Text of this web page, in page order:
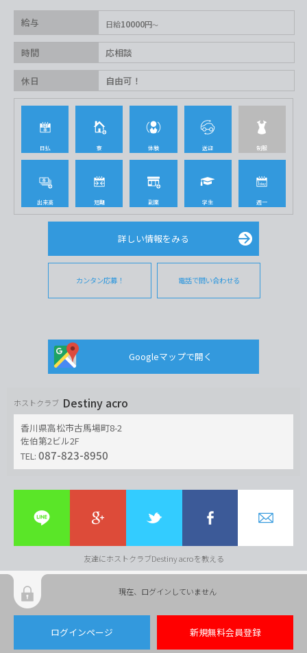
給与 日給10000円
時間 応相談
休日 自由可！
日払 寮 体験 送迎 制服
出来高 短期 副業 学生 週一
詳しい情報をみる
カンタン応募！ 電話で問い合わせる
Googleマップで開く
ホストクラブ Destiny acro
香川県高松市古馬場町8-2
佐伯第2ビル2F
TEL: 087-823-8950
友達にホストクラブDestiny acroを教える
現在、ログインしていません
ログインページ 新規無料会員登録